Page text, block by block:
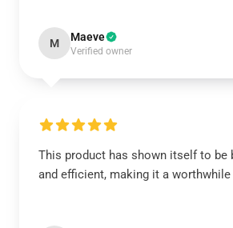
M Maeve
Verified owner
This product has shown itself to be
and efficient, making it a